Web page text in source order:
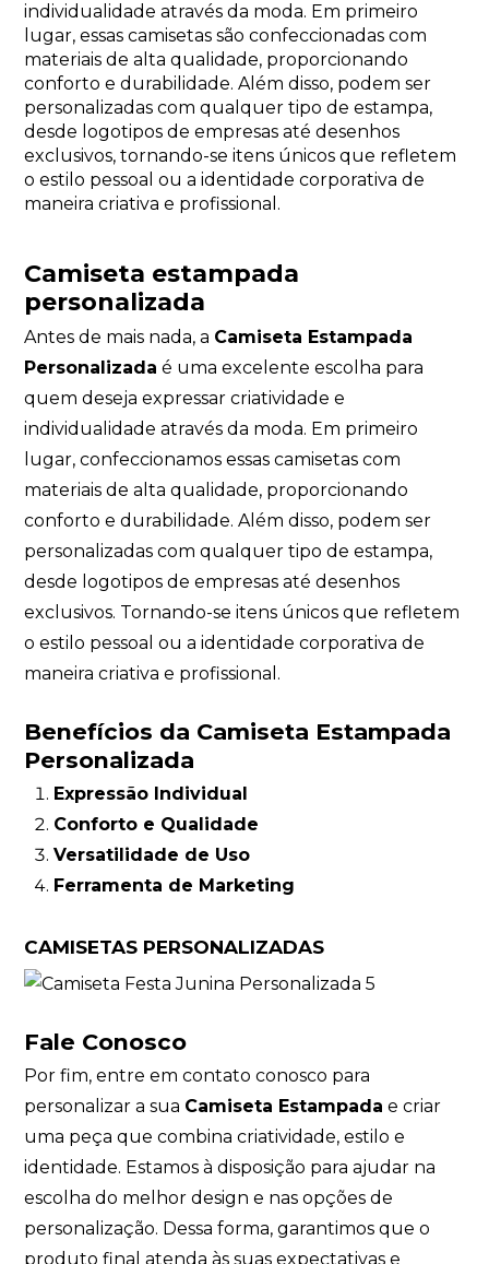
individualidade através da moda. Em primeiro
lugar, essas camisetas são confeccionadas com
materiais de alta qualidade, proporcionando
conforto e durabilidade. Além disso, podem ser
personalizadas com qualquer tipo de estampa,
desde logotipos de empresas até desenhos
exclusivos, tornando-se itens únicos que refletem
o estilo pessoal ou a identidade corporativa de
maneira criativa e profissional.
Camiseta estampada
personalizada
Antes de mais nada, a Camiseta Estampada
Personalizada é uma excelente escolha para
quem deseja expressar criatividade e
individualidade através da moda. Em primeiro
lugar, confeccionamos essas camisetas com
materiais de alta qualidade, proporcionando
conforto e durabilidade. Além disso, podem ser
personalizadas com qualquer tipo de estampa,
desde logotipos de empresas até desenhos
exclusivos. Tornando-se itens únicos que refletem
o estilo pessoal ou a identidade corporativa de
maneira criativa e profissional.
Benefícios da Camiseta Estampada
Personalizada
Expressão Individual
Conforto e Qualidade
Versatilidade de Uso
Ferramenta de Marketing
CAMISETAS PERSONALIZADAS
Fale Conosco
Por fim,entre em contato conosco para
personalizar a sua Camiseta Estampada e criar
uma peça que combina criatividade, estilo e
identidade. Estamos à disposição para ajudar na
escolha do melhor design e nas opções de
personalização. Dessa forma, garantimos que o
produto final atenda às suas expectativas e